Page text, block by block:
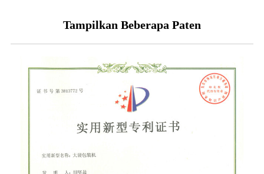
Tampilkan Beberapa Paten